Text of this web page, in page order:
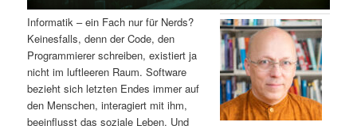
l
t
h
a
Informatik – ein Fach nur für Nerds?
Keinesfalls, denn der Code, den
Programmierer schreiben, existiert ja
nicht im luftleeren Raum. Software
bezieht sich letzten Endes immer auf
den Menschen, interagiert mit ihm,
beeinflusst das soziale Leben. Und